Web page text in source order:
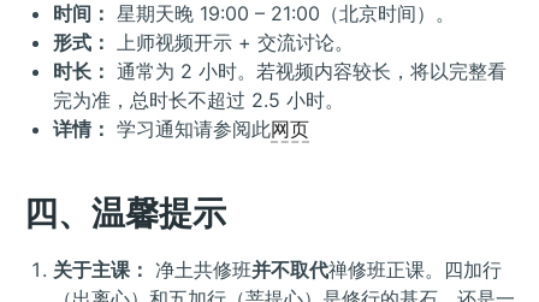
时间： 星期天晚 19:00 – 21:00（北京时间）。
形式： 上师视频开示 + 交流讨论。
时长： 通常为 2 小时。若视频内容较长，将以完整看
完为准，总时长不超过 2.5 小时。
详情： 学习通知请参阅此网页
四、温馨提示
关于主课： 净土共修班并不取代禅修班正课。四加行